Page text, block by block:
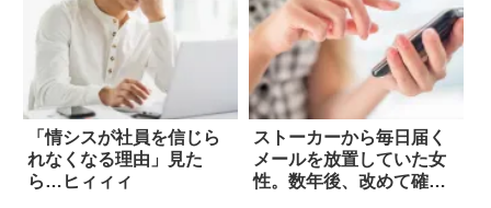
「情シスが社員を信じら
れなくなる理由」見た
ら…ヒィィィ
ストーカーから毎日届く
メールを放置していた女
性。数年後、改めて確認